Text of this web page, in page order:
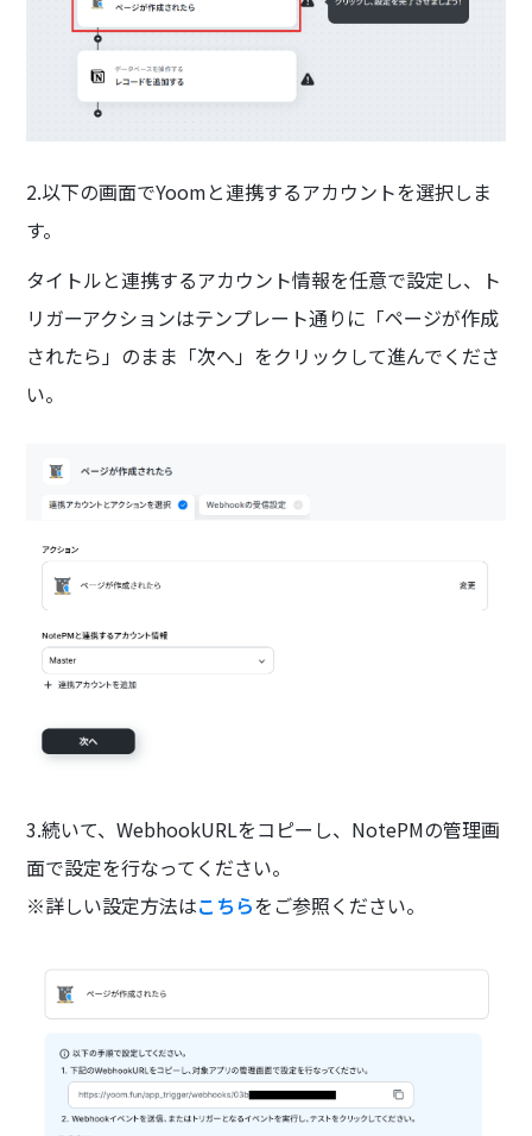
2.以下の画面でYoomと連携するアカウントを選択しま
す。
タイトルと連携するアカウント情報を任意で設定し、ト
リガーアクションはテンプレート通りに「ページが作成
されたら」のまま「次へ」をクリックして進んでくださ
い。
3.続いて、WebhookURLをコピーし、NotePMの管理画
面で設定を行なってください。
※詳しい設定方法はこちらをご参照ください。